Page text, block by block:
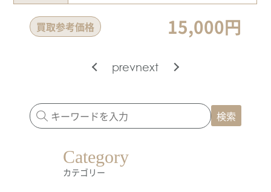
買取参考価格 15,000円
prevnext
検索
Category
カテゴリー